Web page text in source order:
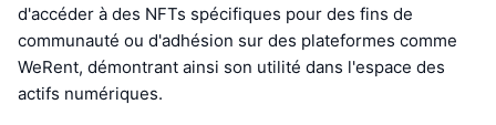
d'accéder à des NFTs spécifiques pour des fins de
communauté ou d'adhésion sur des plateformes comme
WeRent, démontrant ainsi son utilité dans l'espace des
actifs numériques.